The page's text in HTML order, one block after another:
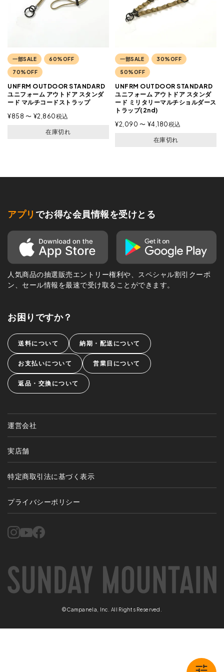
一部SALE 60%OFF
70%OFF
UNFRM OUTDOOR STANDARD
ユニフォーム アウトドア スタンダ
ード マルチコードストラップ
¥858 〜 ¥2,860税込
在庫切れ
一部SALE 30%OFF
50%OFF
UNFRM OUTDOOR STANDARD
ユニフォーム アウトドア スタンダ
ード ミリタリーマルチショルダース
トラップ(2nd)
¥2,090 〜 ¥4,180税込
在庫切れ
アプリ でお得な会員情報を受けとる
人気商品の抽選販売エントリー権利や、スペシャル割引クーポ
ン、セール情報を最速で受け取ることができます。
お困りですか？
送料について 納期・配送について
お支払いについて 営業日について
返品・交換について
運営会社
実店舗
特定商取引法に基づく表示
プライバシーポリシー
©Campanela, Inc. All Rights Reserved.